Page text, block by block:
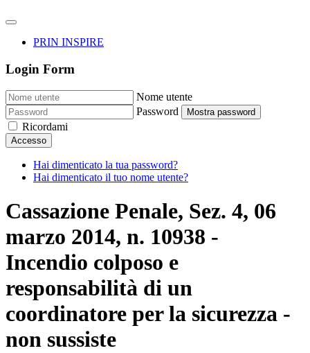
PRIN INSPIRE
Login Form
Nome utente
Password
Mostra password
Ricordami
Accesso
Hai dimenticato la tua password?
Hai dimenticato il tuo nome utente?
Cassazione Penale, Sez. 4, 06
marzo 2014, n. 10938 -
Incendio colposo e
responsabilità di un
coordinatore per la sicurezza -
non sussiste